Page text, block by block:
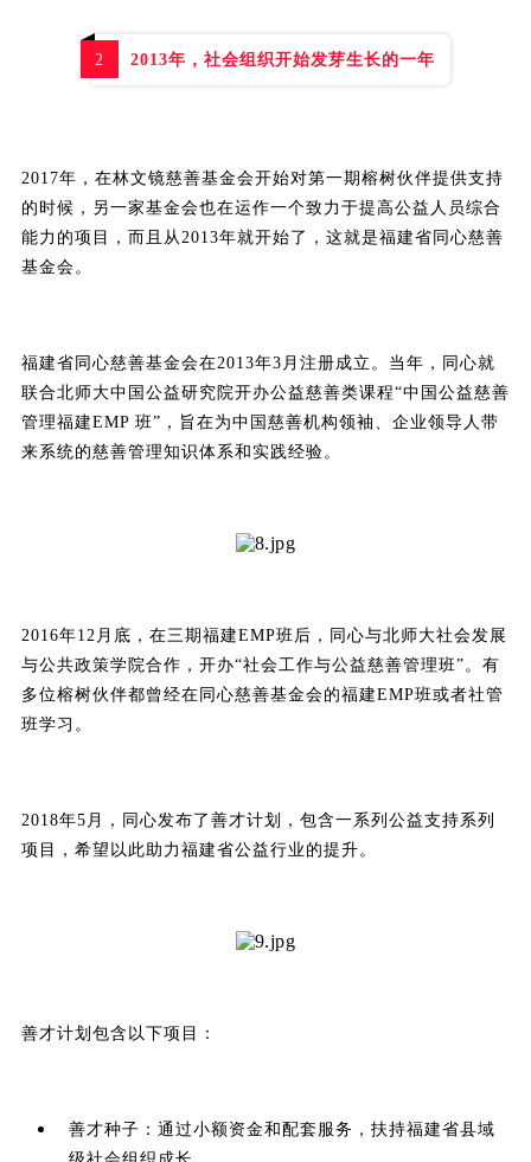
2 2013年，社会组织开始发芽生长的一年
2017年，在林文镜慈善基金会开始对第一期榕树伙伴提供支持
的时候，另一家基金会也在运作一个致力于提高公益人员综合
能力的项目，而且从2013年就开始了，这就是福建省同心慈善
基金会。
福建省同心慈善基金会在2013年3月注册成立。当年，同心就
联合北师大中国公益研究院开办公益慈善类课程“中国公益慈善
管理福建EMP 班”，旨在为中国慈善机构领袖、企业领导人带
来系统的慈善管理知识体系和实践经验。
2016年12月底，在三期福建EMP班后，同心与北师大社会发展
与公共政策学院合作，开办“社会工作与公益慈善管理班”。有
多位榕树伙伴都曾经在同心慈善基金会的福建EMP班或者社管
班学习。
2018年5月，同心发布了善才计划，包含一系列公益支持系列
项目，希望以此助力福建省公益行业的提升。
善才计划包含以下项目：
善才种子：通过小额资金和配套服务，扶持福建省县域